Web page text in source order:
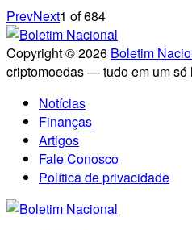
PrevNext1 of684
Copyright © 2026 Boletim
criptomoedas — tudo em um só
Notícias
Finanças
Artigos
Fale Conosco
Política de privacidade